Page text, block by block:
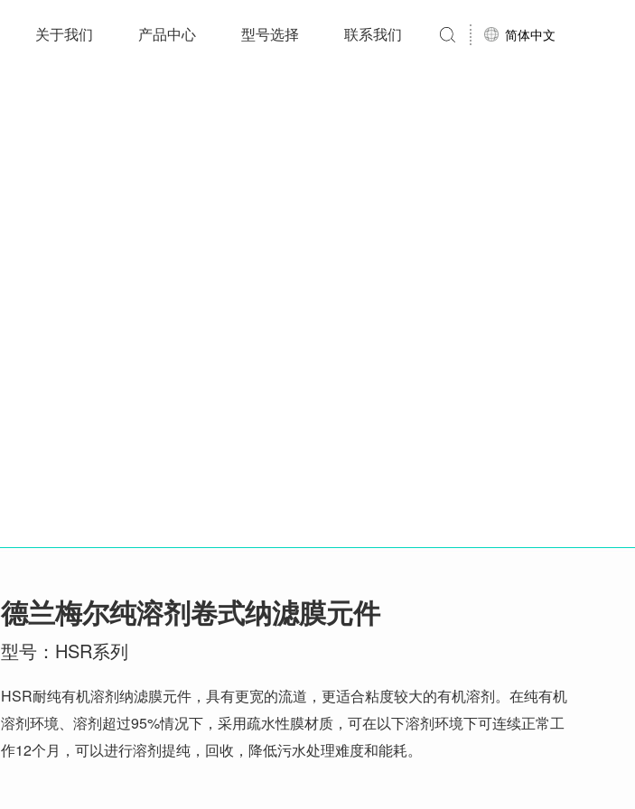
简体中文
关于我们 产品中心 型号选择 联系我们
德兰梅尔纯溶剂卷式纳滤膜元件
型号：HSR系列
HSR耐纯有机溶剂纳滤膜元件，具有更宽的流道，更适合粘度较大的有机溶剂。在纯有机
溶剂环境、溶剂超过95%情况下，采用疏水性膜材质，可在以下溶剂环境下可连续正常工
作12个月，可以进行溶剂提纯，回收，降低污水处理难度和能耗。